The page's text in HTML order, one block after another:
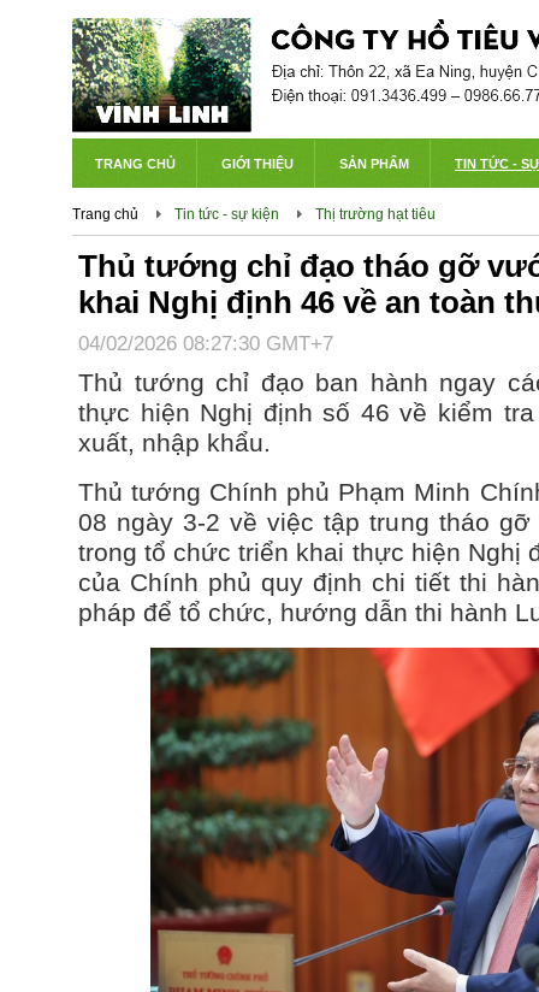
TRANG CHỦ GIỚI THIỆU SẢN PHẨM TIN TỨC -
Trang chủ Tin tức - sự kiện Thị trường hạt tiêu
Thủ tướng chỉ đạo tháo gỡ
khai Nghị định 46 về an toàn
04/02/2026 08:27:30 GMT+7
Thủ tướng chỉ đạo ban hành ngay
thực hiện Nghị định số 46 về kiểm
xuất, nhập khẩu.
Thủ tướng Chính phủ Phạm Minh
08 ngày 3-2 về việc tập trung tháo
trong tổ chức triển khai thực hiện Nghị
của Chính phủ quy định chi tiết thi
pháp để tổ chức, hướng dẫn thi hành